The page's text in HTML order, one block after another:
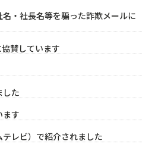
名・社長名等を騙った詐欺メールに
賛しています
た
ます
レビ）で紹介されました